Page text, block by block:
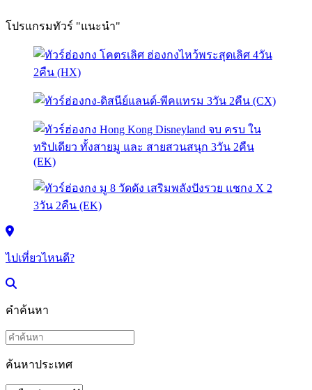
โปรแกรมทัวร์ "แนะนำ"
ไปเที่ยวไหนดี?
คำค้นหา
ค้นหาประเทศ